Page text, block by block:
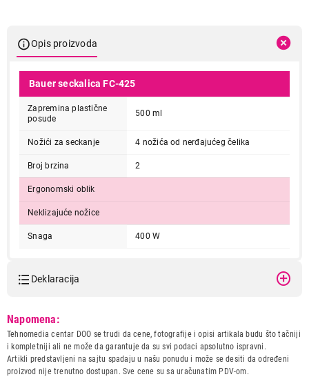
Opis proizvoda
Bauer seckalica FC-425
Zapremina plastične
posude
500 ml
Nožići za seckanje 4 nožića od nerđajućeg čelika
Broj brzina 2
Ergonomski oblik
Neklizajuće nožice
Snaga 400 W
Deklaracija
Naziv i vrsta robe:
SECKALICA
Uvoznik:
WORTS TEAM
Zemlja porekla:
Kina
Napomena:
Tehnomedia centar DOO se trudi da cene, fotografije i opisi artikala budu što tačniji
i kompletniji ali ne može da garantuje da su svi podaci apsolutno ispravni.
Artikli predstavljeni na sajtu spadaju u našu ponudu i može se desiti da određeni
proizvod nije trenutno dostupan. Sve cene su sa uračunatim PDV-om.